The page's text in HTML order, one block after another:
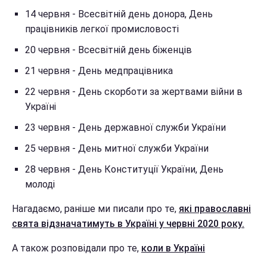
14 червня - Всесвітній день донора, День
працівників легкої промисловості
20 червня - Всесвітній день біженців
21 червня - День медпрацівника
22 червня - День скорботи за жертвами війни в
Україні
23 червня - День державної служби України
25 червня - День митної служби України
28 червня - День Конституції України, День
молоді
Нагадаємо, раніше ми писали про те, які православні
свята відзначатимуть в Україні у червні 2020 року.
А також розповідали про те, коли в Україні